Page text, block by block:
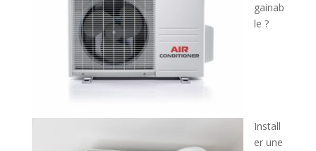
gainab
le ?
Install
er une